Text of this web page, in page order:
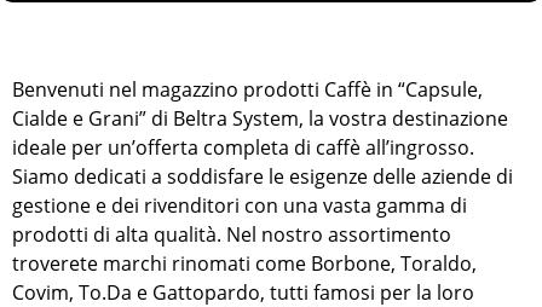
Benvenuti nel magazzino prodotti Caffè in “Capsule,
Cialde e Grani” di Beltra System, la vostra destinazione
ideale per un’offerta completa di caffè all’ingrosso.
Siamo dedicati a soddisfare le esigenze delle aziende di
gestione e dei rivenditori con una vasta gamma di
prodotti di alta qualità. Nel nostro assortimento
troverete marchi rinomati come Borbone, Toraldo,
Covim, To.Da e Gattopardo, tutti famosi per la loro